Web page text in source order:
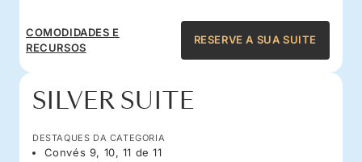
COMODIDADES E
RECURSOS
RESERVE A SUA SUITE
SILVER SUITE
DESTAQUES DA CATEGORIA
Convés 9, 10, 11 de 11